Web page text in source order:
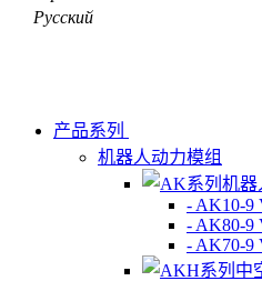
Pусский
产品系列
机器人动力模组
- AK10-9
- AK80-9
- AK70-9